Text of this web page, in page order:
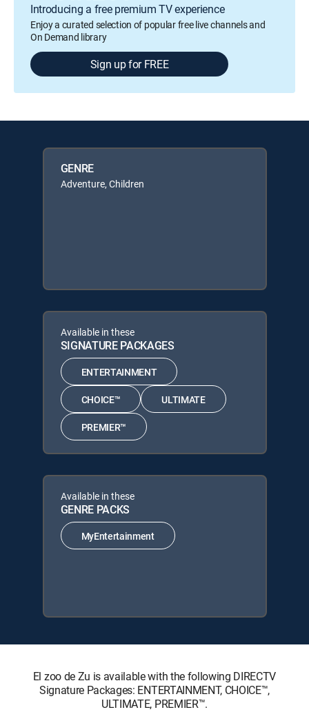
Introducing a free premium TV experience
Enjoy a curated selection of popular free live channels and
On Demand library
Sign up for FREE
GENRE
Adventure, Children
Available in these
SIGNATURE PACKAGES
ENTERTAINMENT
CHOICE™ ULTIMATE
PREMIER™
Available in these
GENRE PACKS
MyEntertainment
El zoo de Zu is available with the following DIRECTV
Signature Packages: ENTERTAINMENT, CHOICE™,
ULTIMATE, PREMIER™.